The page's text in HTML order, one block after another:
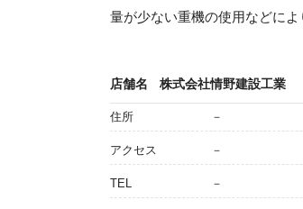
量が少ない重機の使用などによ
店舗名 株式会社情野建設工業
住所 －
アクセス －
TEL －